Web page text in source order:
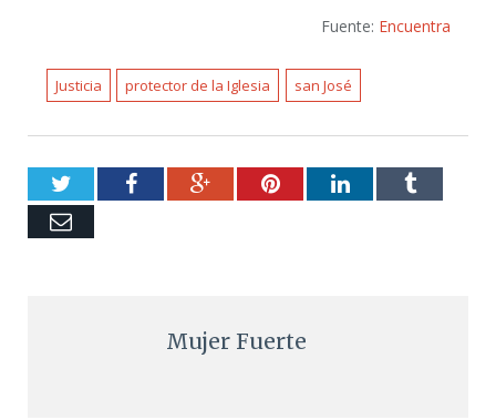
Fuente: Encuentra
Justicia protector de la Iglesia san José
TwitterFacebookGoogle+PinterestLinkedInTumblr
Email
Mujer Fuerte